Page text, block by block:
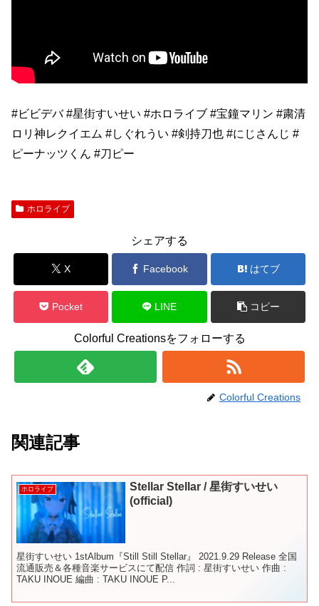
#ビビデバ #星街すいせい #ホロライブ #宝鐘マリン #粛清
ロリ神レクイエム #しぐれうい #剣持刀也 #にじさんじ #
ピーナッツくん #刀ピー
ホロライブ
シェアする
X Facebook はてブ
Pocket LINE コピー
Colorful Creationsをフォローする
Colorful Creations
関連記事
ホロライブ
Stellar Stellar / 星街すいせい
(official)
星街すいせい 1stAlbum『Still Still Stellar』 2021.9.29 Release 全国
流通販売＆各種音楽サービスにて配信 作詞 : 星街すいせい 作曲 :
TAKU INOUE 編曲 : TAKU INOUE P...